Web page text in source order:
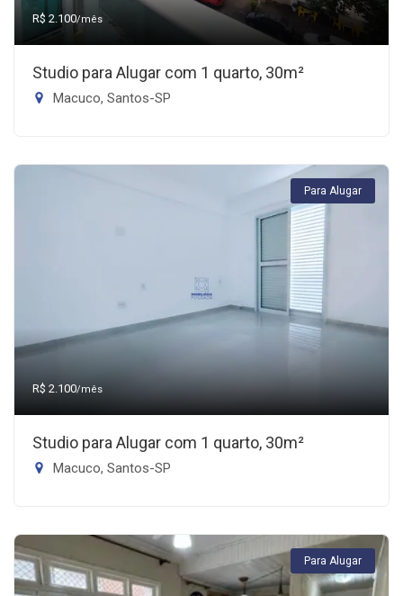
R$ 2.100/mês
Studio para Alugar com 1 quarto, 30m²
Macuco, Santos-SP
Para Alugar
R$ 2.100/mês
Studio para Alugar com 1 quarto, 30m²
Macuco, Santos-SP
Para Alugar